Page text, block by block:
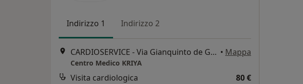
Indirizzo 1 Indirizzo 2
CARDIOSERVICE - Via Gianquinto de Gioannis 1, Cagliari • Mappa
Centro Medico KRIYA
Visita cardiologica 80 €